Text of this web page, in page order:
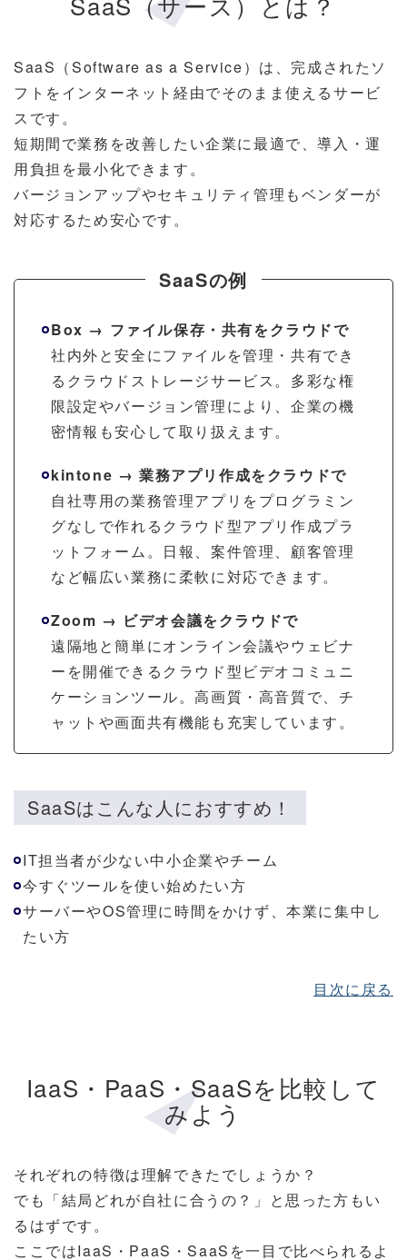
SaaS（Software as a Service）は、完成されたソ
フトをインターネット経由でそのまま使えるサービ
スです。
短期間で業務を改善したい企業に最適で、導入・運
用負担を最小化できます。
バージョンアップやセキュリティ管理もベンダーが
対応するため安心です。
SaaSの例
Box → ファイル保存・共有をクラウドで
社内外と安全にファイルを管理・共有でき
るクラウドストレージサービス。多彩な権
限設定やバージョン管理により、企業の機
密情報も安心して取り扱えます。
kintone → 業務アプリ作成をクラウドで
自社専用の業務管理アプリをプログラミン
グなしで作れるクラウド型アプリ作成プラ
ットフォーム。日報、案件管理、顧客管理
など幅広い業務に柔軟に対応できます。
Zoom → ビデオ会議をクラウドで
遠隔地と簡単にオンライン会議やウェビナ
ーを開催できるクラウド型ビデオコミュニ
ケーションツール。高画質・高音質で、チ
ャットや画面共有機能も充実しています。
SaaSはこんな人におすすめ！
IT担当者が少ない中小企業やチーム
今すぐツールを使い始めたい方
サーバーやOS管理に時間をかけず、本業に集中し
たい方
目次に戻る
IaaS・PaaS・SaaSを比較して
みよう
それぞれの特徴は理解できたでしょうか？
でも「結局どれが自社に合うの？」と思った方もい
るはずです。
ここではIaaS・PaaS・SaaSを一目で比べられるよ